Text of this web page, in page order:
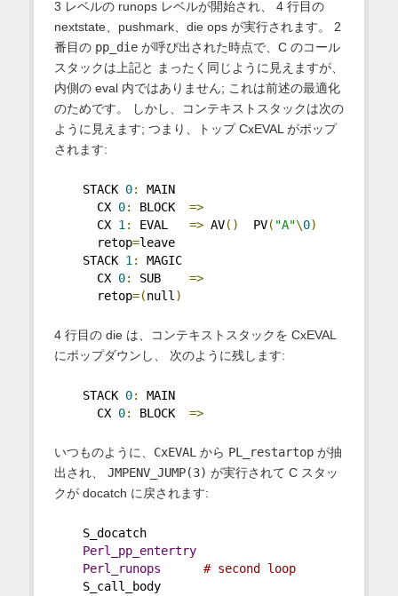
3 レベルの runops レベルが開始され、 4 行目の
nextstate、pushmark、die ops が実行されます。 2
番目の pp_dieが呼び出された時点で、C のコール
スタックは上記と まったく同じように見えますが、
内側の eval 内ではありません; これは前述の最適化
のためです。 しかし、コンテキストスタックは次の
ように見えます; つまり、トップ CxEVAL がポップ
されます:
STACK 0:
MAIN
CX 0: BLOCK =>
CX 1: EVAL => AV() PV( "A"\0)
retop=leave
STACK 1:
MAGIC
CX 0: SUB =>
retop=(null)
4 行目の die は、コンテキストスタックを CxEVAL
にポップダウンし、 次のように残します:
STACK 0:
MAIN
CX 0: BLOCK =>
いつものように、 CxEVALから PL_restartopが抽
出され、 JMPENV_JUMP(3) が実行されて C スタッ
クが docatch に戻されます:
S_docatch
Perl_pp_entertry
Perl_runops
# second loop
S_call_body